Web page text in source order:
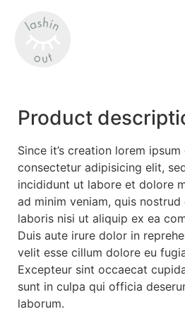
Product
Since it’s creation lorem
consectetur adipisicing elit,
incididunt ut labore et dolore
ad minim veniam, quis
laboris nisi ut aliquip ex ea
Duis aute irure dolor in
velit esse cillum dolore eu
Excepteur sint occaecat
sunt in culpa qui officia
laborum.